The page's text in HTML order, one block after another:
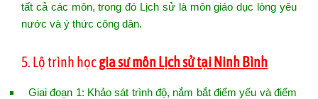
tất cả các môn, trong đó Lịch sử là môn giáo dục lòng yêu
nước và ý thức công dân.
5. Lộ trình họcgia sư môn Lịch sử tại Ninh Bình
Giai đoạn 1: Khảo sát trình độ, nắm bắt điểm yếu và điểm